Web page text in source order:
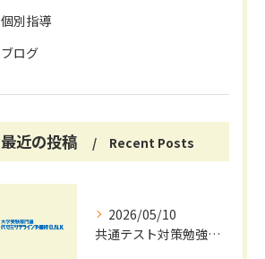
個別指導
ブログ
最近の投稿 Recent Posts
2026/05/10
共通テスト対策勉強は早めに始めましょう！